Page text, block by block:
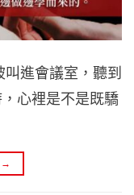
進會議室，聽到
心裡是不是既驕
→